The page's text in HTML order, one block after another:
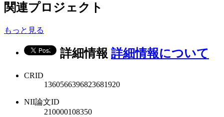
関連プロジェクト
もっと見る
詳細情報 詳細情報について
CRID
1360566396823681920
NII論文ID
210000108350